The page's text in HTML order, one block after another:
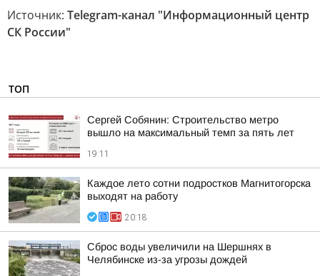
Источник: Telegram-канал "Информационный центр
СК России"
ТОП
Сергей Собянин: Строительство метро
вышло на максимальный темп за пять лет
19:11
Каждое лето сотни подростков Магнитогорска
выходят на работу
20:18
Сброс воды увеличили на Шершнях в
Челябинске из-за угрозы дождей